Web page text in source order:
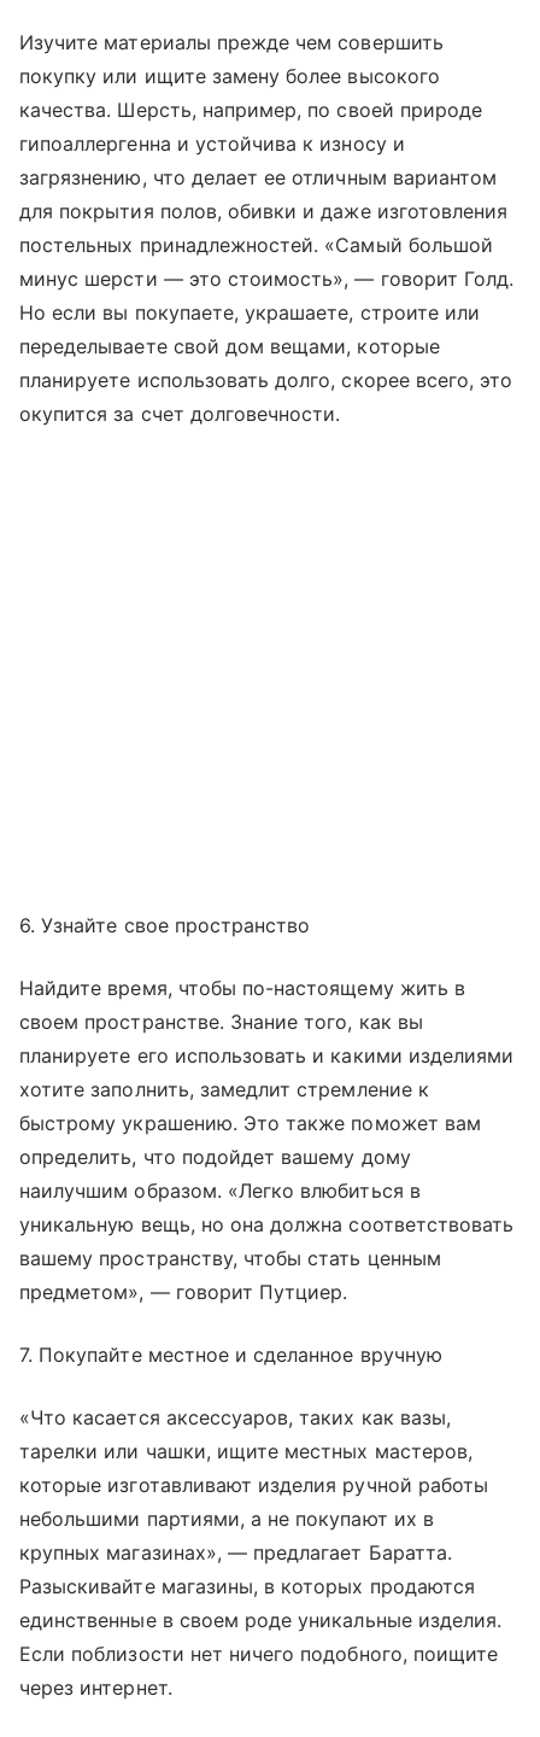
Изучите материалы прежде чем совершить
покупку или ищите замену более высокого
качества. Шерсть, например, по своей природе
гипоаллергенна и устойчива к износу и
загрязнению, что делает ее отличным вариантом
для покрытия полов, обивки и даже изготовления
постельных принадлежностей. «Самый большой
минус шерсти — это стоимость», — говорит Голд.
Но если вы покупаете, украшаете, строите или
переделываете свой дом вещами, которые
планируете использовать долго, скорее всего, это
окупится за счет долговечности.
6. Узнайте свое пространство
Найдите время, чтобы по-настоящему жить в
своем пространстве. Знание того, как вы
планируете его использовать и какими изделиями
хотите заполнить, замедлит стремление к
быстрому украшению. Это также поможет вам
определить, что подойдет вашему дому
наилучшим образом. «Легко влюбиться в
уникальную вещь, но она должна соответствовать
вашему пространству, чтобы стать ценным
предметом», — говорит Путциер.
7. Покупайте местное и сделанное вручную
«Что касается аксессуаров, таких как вазы,
тарелки или чашки, ищите местных мастеров,
которые изготавливают изделия ручной работы
небольшими партиями, а не покупают их в
крупных магазинах», — предлагает Баратта.
Разыскивайте магазины, в которых продаются
единственные в своем роде уникальные изделия.
Если поблизости нет ничего подобного, поищите
через интернет.